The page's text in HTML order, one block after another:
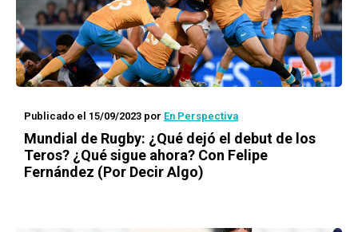
Publicado el 15/09/2023 por En Perspectiva
Mundial de Rugby: ¿Qué dejó el debut de los
Teros? ¿Qué sigue ahora? Con Felipe
Fernández (Por Decir Algo)